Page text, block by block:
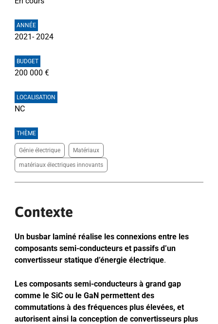
ANNÉE
2021- 2024
BUDGET
200 000 €
LOCALISATION
NC
THÈME
Génie électrique Matériaux
matériaux électriques innovants
Contexte
Un busbar laminé réalise les connexions entre les
composants semi-conducteurs et passifs d’un
convertisseur statique d’énergie électrique.
Les composants semi-conducteurs à grand gap
comme le SiC ou le GaN permettent des
commutations à des fréquences plus élevées, et
autorisent ainsi la conception de convertisseurs plus